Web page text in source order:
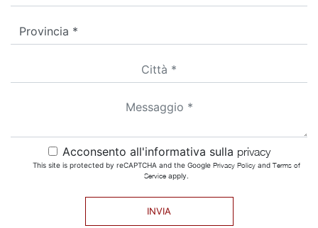
Acconsento all'informativa sulla privacy
This site is protected by reCAPTCHA and the Google Privacy Policyand Terms of
Serviceapply.
INVIA